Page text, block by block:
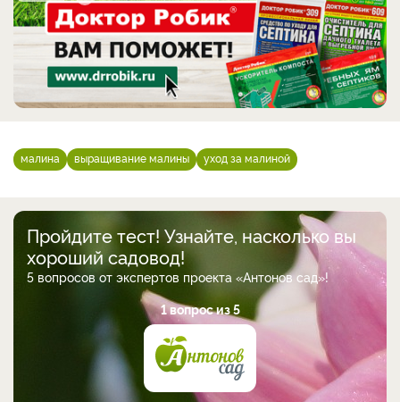
малина выращивание малины уход за малиной
Пройдите тест! Узнайте, насколько вы
хороший садовод!
5 вопросов от экспертов проекта «Антонов сад»!
1 вопрос из 5